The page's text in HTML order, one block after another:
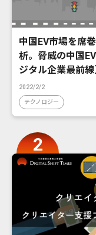
中国EV市場を席
析。脅威の中国
ジタル企業最前線
2022/2/2
テクノロジー